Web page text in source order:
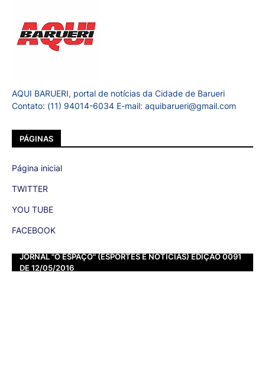
AQUI BARUERI, portal de notícias da Cidade de Barueri
Contato: (11) 94014-6034 E-mail: aquibarueri@gmail.com
PÁGINAS
Página inicial
TWITTER
YOU TUBE
FACEBOOK
JORNAL "O ESPAÇO" (ESPORTES E NOTÍCIAS) EDIÇÃO 0091
DE 12/05/2016